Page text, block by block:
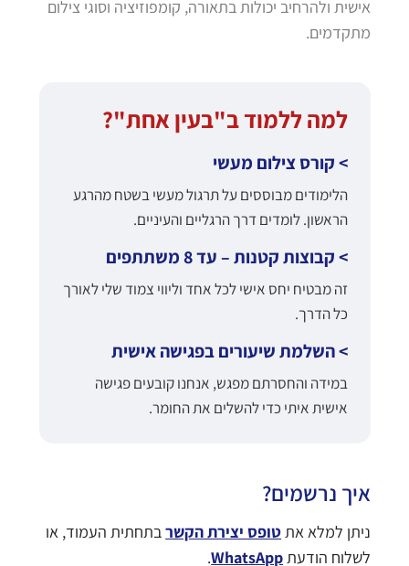
אישית ולהרחיב יכולות בתאורה, קומפוזיציה וסוגי צילום
מתקדמים.
למה ללמוד ב"בעין אחת"?
> קורס צילום מעשי
הלימודים מבוססים על תרגול מעשי בשטח מהרגע
הראשון. לומדים דרך הרגליים והעיניים.
> קבוצות קטנות – עד 8 משתתפים
זה מבטיח יחס אישי לכל אחד וליווי צמוד שלי לאורך
כל הדרך.
> השלמת שיעורים בפגישה אישית
במידה והחסרתם מפגש, אנחנו קובעים פגישה
אישית איתי כדי להשלים את החומר.
איך נרשמים?
ניתן למלא אתטופס יצירת הקשרבתחתית העמוד, או
לשלוח הודעתWhatsApp
.